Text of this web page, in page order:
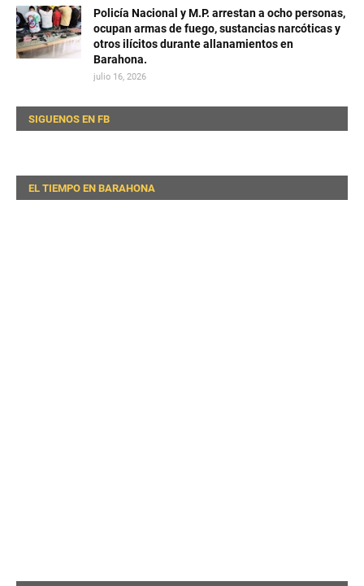
Policía Nacional y M.P. arrestan a ocho personas,
ocupan armas de fuego, sustancias narcóticas y
otros ilícitos durante allanamientos en
Barahona.
julio 16, 2026
SIGUENOS EN FB
EL TIEMPO EN BARAHONA